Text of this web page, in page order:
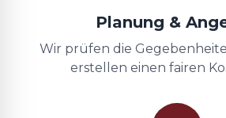
Planung &
Wir prüfen die
erstellen einen fairen